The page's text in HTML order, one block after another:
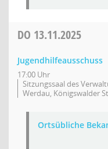
DO 13.11.2025
Jugendhilfeausschuss
17:00 Uhr
Sitzungssaal des
Werdau, Königswalder
Ortsübliche